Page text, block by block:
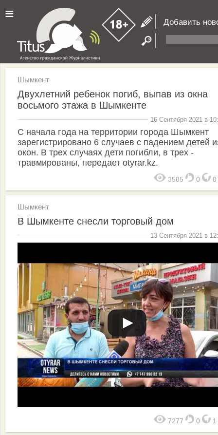
≡ Добавить
Шымкент
Двухлетний ребенок погиб, выпав из окна
восьмого этажа в Шымкенте
16 Сентября 2021 в
С начала года на территории города Шымкент
зарегистрировано 6 случаев с падением детей
окон. В трех случаях дети погибли, в трех -
травмированы, передает otyrar.kz.
3585 0 0
Шымкент
В Шымкенте снесли торговый дом
13 Сентября 2021 в
7277 0 1